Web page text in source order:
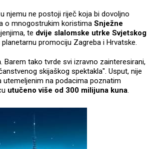
njemu ne postoji riječ koja bi dovoljno
o mnogostrukim koristima Snježne
te dvije slalomske utrke Svjetskog
promociju Zagreba i Hrvatske.
. Barem tako tvrde svi izravno zainteresirani,
skijaškog spektakla". Usput, nije
na podacima poznatim
utučeno više od 300 milijuna kuna.